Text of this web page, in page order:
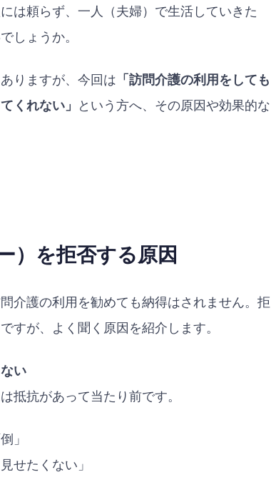
は頼らず、一人（夫婦）で生活していきた
しょうか。
りますが、今回は 「訪問介護の利用をしても
くれない」
という方へ、その原因や効果的な
）を拒否する原因
介護の利用を勧めても納得はされません。拒
すが、よく聞く原因を紹介します。
い
抵抗があって当たり前です。
」
せたくない」